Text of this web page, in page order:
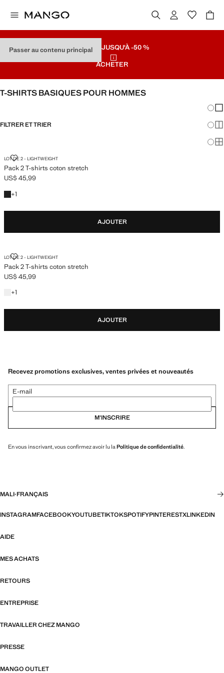
Passer au contenu principal
SOLDES JUSQU'À -50 %
ACHETER
T-SHIRTS BASIQUES POUR HOMMES
FILTRER ET TRIER
LOT DE 2 - LIGHTWEIGHT
Pack 2 T-shirts coton stretch
PACK 2 T-SHIRTS COTON STRETCH
Prix actuel [US$ 45,99 ]
US$ 45,99
+1
+1 couleur
AJOUTER
LOT DE 2 - LIGHTWEIGHT
Pack 2 T-shirts coton stretch
PACK 2 T-SHIRTS COTON STRETCH
Prix actuel [US$ 45,99 ]
US$ 45,99
+1
+1 couleur
AJOUTER
Recevez promotions exclusives, ventes privées et nouveautés
E-mail
M’INSCRIRE
En vous inscrivant, vous confirmez avoir lu la Politique de confidentialité.
MALI·FRANÇAIS
INSTAGRAMFACEBOOKYOUTUBETIKTOKSPOTIFYPINTERESTXLINKEDIN
AIDE
MES ACHATS
RETOURS
ENTREPRISE
TRAVAILLER CHEZ MANGO
PRESSE
MANGO OUTLET